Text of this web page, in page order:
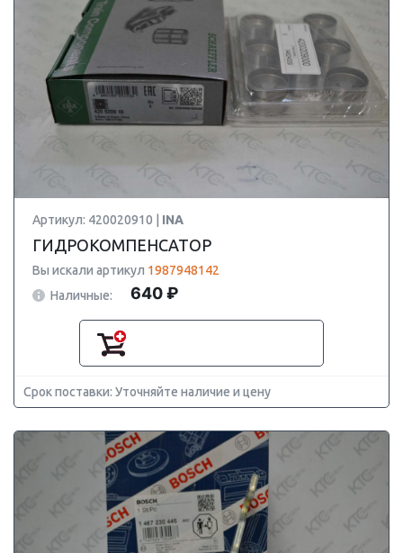
Артикул: 420020910 | INA
ГИДРОКОМПЕНСАТОР
Вы искали артикул 1987948142
Наличные:
640 ₽
Срок поставки: Уточняйте наличие и цену